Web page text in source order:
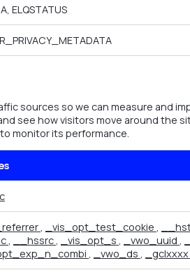
ELQSTATUS
sources so we can measure and
see how visitors move around the
monitor its performance.
, _vis_opt_test_cookie ,
, __hssrc, _vis_opt_s , _vwo_uuid ,
, _vwo_ds , _gclxxxx